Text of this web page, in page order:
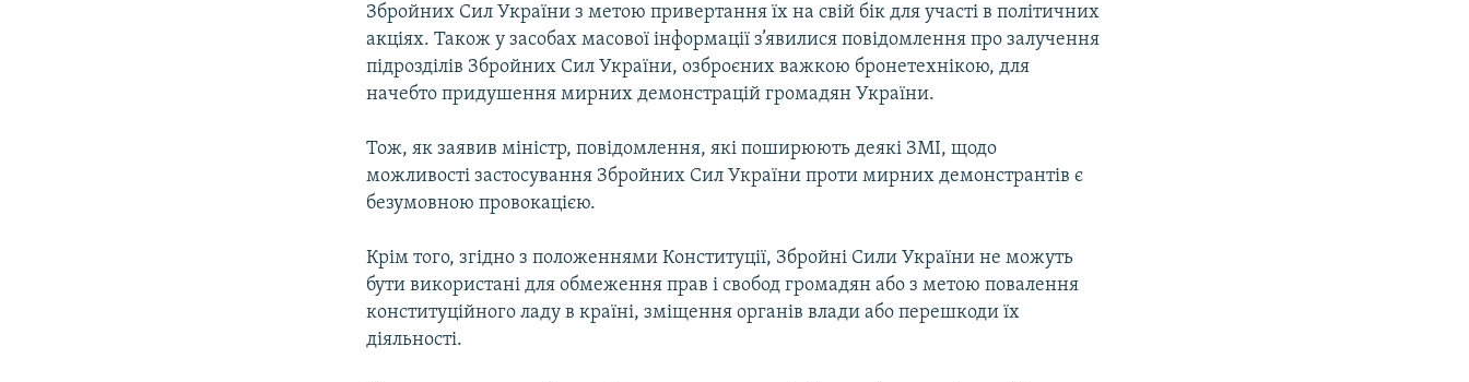
Збройних Сил України з метою привертання їх на свій бік для участі в політичних
акціях. Також у засобах масової інформації з’явилися повідомлення про залучення
підрозділів Збройних Сил України, озброєних важкою бронетехнікою, для
начебто придушення мирних демонстрацій громадян України.
Тож, як заявив міністр, повідомлення, які поширюють деякі ЗМІ, щодо
можливості застосування Збройних Сил України проти мирних демонстрантів є
безумовною провокацією.
Крім того, згідно з положеннями Конституції, Збройні Сили України не можуть
бути використані для обмеження прав і свобод громадян або з метою повалення
конституційного ладу в країні, зміщення органів влади або перешкоди їх
діяльності.